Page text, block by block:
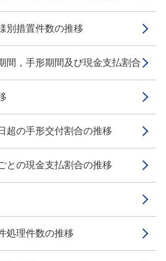
別措置件数の推移
間，手形期間及び現金支払割合
超の手形交付割合の推移
との現金支払割合の推移
処理件数の推移